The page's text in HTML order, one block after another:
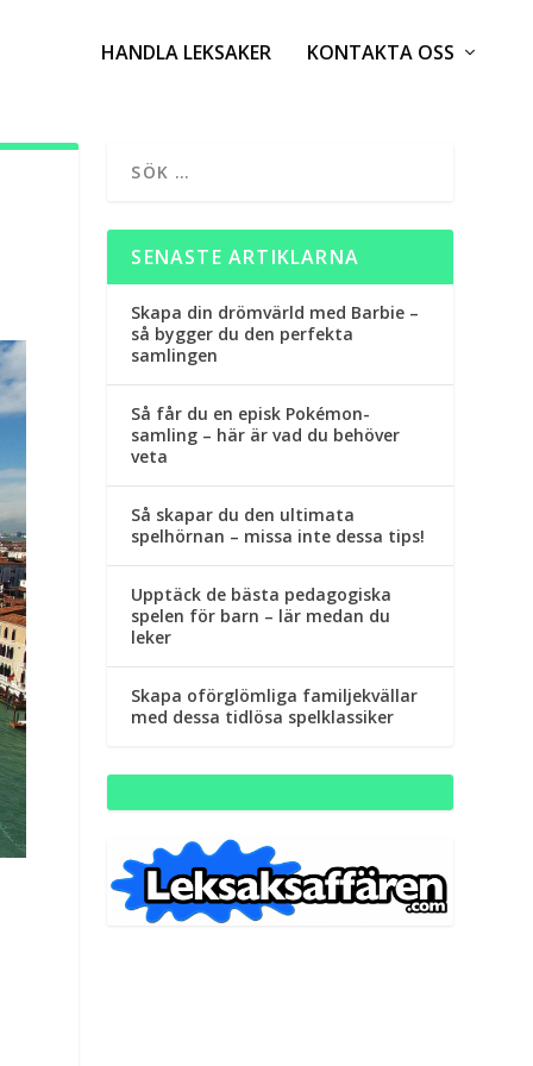
HANDLA LEKSAKER KONTAKTA OSS
SENASTE ARTIKLARNA
Skapa din drömvärld med Barbie –
så bygger du den perfekta
samlingen
Så får du en episk Pokémon-
samling – här är vad du behöver
veta
Så skapar du den ultimata
spelhörnan – missa inte dessa tips!
Upptäck de bästa pedagogiska
spelen för barn – lär medan du
leker
Skapa oförglömliga familjekvällar
med dessa tidlösa spelklassiker